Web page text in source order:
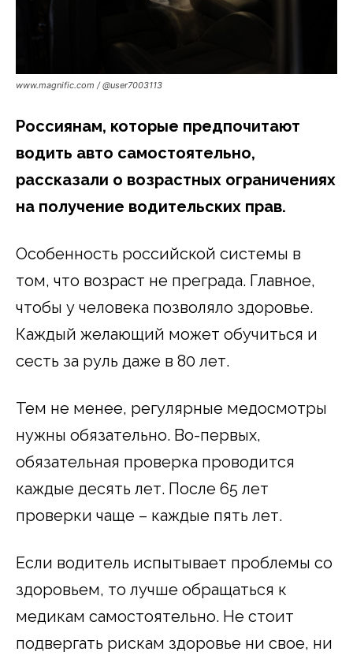
www.magnific.com / @user7003113
Россиянам, которые предпочитают
водить авто самостоятельно,
рассказали о возрастных ограничениях
на получение водительских прав.
Особенность российской системы в
том, что возраст не преграда. Главное,
чтобы у человека позволяло здоровье.
Каждый желающий может обучиться и
сесть за руль даже в 80 лет.
Тем не менее, регулярные медосмотры
нужны обязательно. Во-первых,
обязательная проверка проводится
каждые десять лет. После 65 лет
проверки чаще – каждые пять лет.
Если водитель испытывает проблемы со
здоровьем, то лучше обращаться к
медикам самостоятельно. Не стоит
подвергать рискам здоровье ни свое, ни